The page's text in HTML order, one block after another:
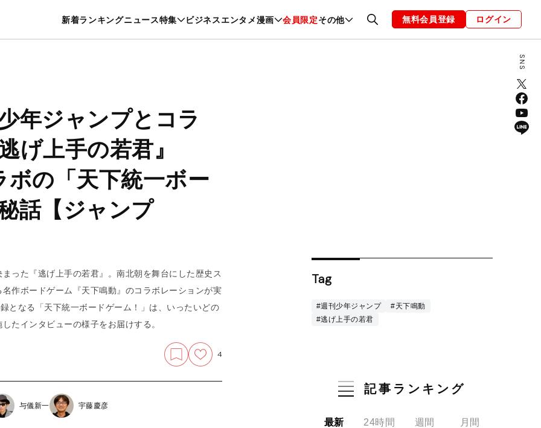
新着ランキングニュース特集 ビジネスエンタメ漫画 会員限定その他
暮らし スポーツ ヘルスケア 美容 グルメ ファッション 恋愛・結婚 編集部 お知らせ
無料会員登録 ログイン
年ジャンプとコラ
げ上手の若君』
の「天下統一ボー
話【ジャンプ
った『逃げ上手の若君』。南北朝を舞台にした歴史ス
作ボードゲーム『天下鳴動』のコラボレーションが実
となる「天下統一ボードゲーム！」は、いったいどの
たインタビューの様子をお届けする。
4
与儀新一 宇藤慶彦
Tag
#週刊少年ジャンプ
#天下鳴動
#逃げ上手の若君
記事ランキング
最新 24時間 週間 月間